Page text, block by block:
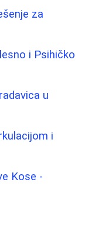
za
i Psihičko
u
i
Kose -